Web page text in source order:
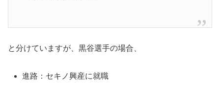
と分けていますが、黒谷選手の場合、
進路：セキノ興産に就職